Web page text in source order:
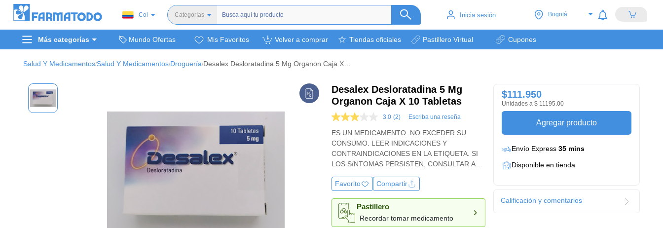
Col
Categorías
Dermocosmética
Hogar, mascotas y otros.
Bienestar y nutrición deportiva
Inicia sesión Bogotá
Más categorías Mundo Ofertas Mis Favoritos Volver a comprar Tiendas oficiales Pastillero Virtual Cupones
Salud Y Medicamentos/Salud Y Medicamentos/Droguería/
Desalex Desloratadina 5 Mg
Organon Caja X 10 Tabletas
3.0
de
5
estrellas,
valor
medio
de
valoración.
Read
2
Reviews.
Enlace
en
la
3.0 (2) Escriba una reseña
ES UN MEDICAMENTO. NO EXCEDER SU
CONSUMO. LEER INDICACIONES Y
CONTRAINDICACIONES EN LA ETIQUETA. SI
LOS SíNTOMAS PERSISTEN, CONSULTAR AL
Favorito
Compartir
Pastillero
Recordar tomar medicamento
$111.950
Unidades a $ 11195.00
Agregar producto
Envío Express 35 mins
Disponible en tienda
Calificación y comentarios